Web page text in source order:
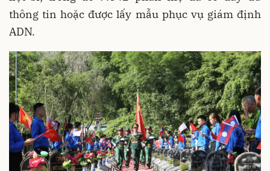
thông tin hoặc được lấy mẫu phục vụ giám định
ADN.